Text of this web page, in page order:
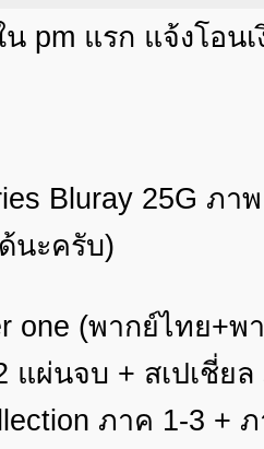
น pm แรก แจ้งโอน
Bluray 25G ภ
นะครับ)
one (พากย์ไทย+
แผ่นจบ + สเปเชี่ย
ภาค 1-3 +